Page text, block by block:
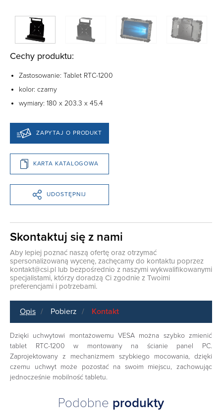
Cechy produktu:
Zastosowanie: Tablet RTC-1200
kolor: czarny
wymiary: 180 x 203.3 x 45.4
ZAPYTAJ O PRODUKT
KARTA KATALOGOWA
UDOSTĘPNIJ
Skontaktuj się z nami
Aby lepiej poznać naszą ofertę oraz otrzymać
spersonalizowaną wycenę, zachęcamy do kontaktu poprzez
kontakt@csi.pl lub bezpośrednio z naszymi wykwalifikowanymi
specjalistami, którzy doradzą Ci zgodnie z Twoimi
preferencjami i potrzebami.
Opis Pobierz Kontakt
Dzięki uchwytowi montażowemu VESA można szybko zmienić
tablet RTC-1200 w montowany na ścianie panel PC.
Zaprojektowany z mechanizmem szybkiego mocowania, dzięki
czemu uchwyt może pozostać na swoim miejscu, zachowując
jednocześnie mobilność tabletu.
Podobne produkty